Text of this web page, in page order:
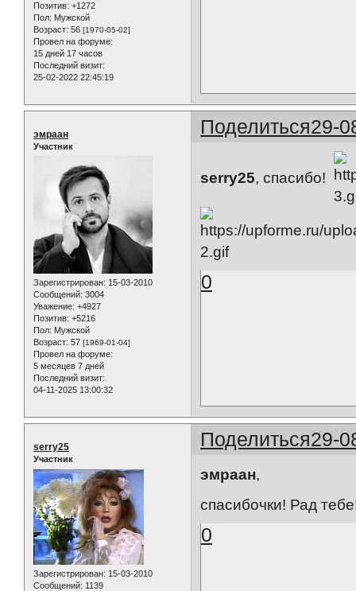
Позитив: +1272
Пол: Мужской
Возраст: 56 [1970-05-02]
Провел на форуме:
15 дней 17 часов
Последний визит:
25-02-2022 22:45:19
Поделиться29-
эмраан
Участник
Зарегистрирован: 15-03-2010
Сообщений: 3004
Уважение: +4927
Позитив: +5216
Пол: Мужской
Возраст: 57 [1969-01-04]
Провел на форуме:
5 месяцев 7 дней
Последний визит:
04-11-2025 13:00:32
serry25, cпасибо!
0
Поделиться29-
serry25
Участник
Зарегистрирован: 15-03-2010
Сообщений: 1139
эмраан,
спасибочки! Рад
0